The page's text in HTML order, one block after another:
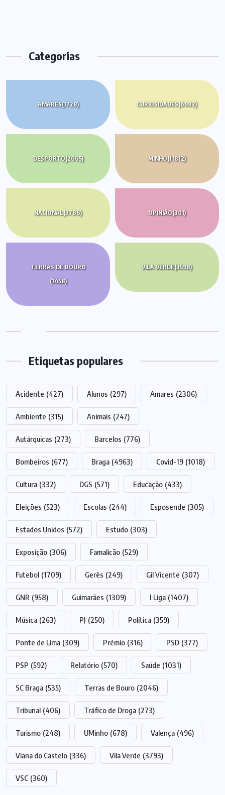
Categorias
AMARES(1728) CURIOSIDADES(6982)
DESPORTO(2665) MINHO(11812)
NACIONAL(3786) OPINIÃO(301)
TERRAS DE BOURO
(1458)
VILA VERDE(3598)
Etiquetas populares
Acidente (427) Alunos (297) Amares (2306)
Ambiente (315) Animais (247)
Autárquicas (273) Barcelos (776)
Bombeiros (677) Braga (4963) Covid-19 (1018)
Cultura (332) DGS (571) Educação (433)
Eleições (523) Escolas (244) Esposende (305)
Estados Unidos (572) Estudo (303)
Exposição (306) Famalicão (529)
Futebol (1709) Gerês (249) Gil Vicente (307)
GNR (958) Guimarães (1309) I Liga (1407)
Música (263) PJ (250) Política (359)
Ponte de Lima (309) Prémio (316) PSD (377)
PSP (592) Relatório (570) Saúde (1031)
SC Braga (535) Terras de Bouro (2046)
Tribunal (406) Tráfico de Droga (273)
Turismo (248) UMinho (678) Valença (496)
Viana do Castelo (336) Vila Verde (3793)
VSC (360)